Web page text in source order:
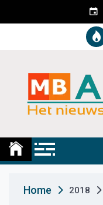
e
t
Home 2018